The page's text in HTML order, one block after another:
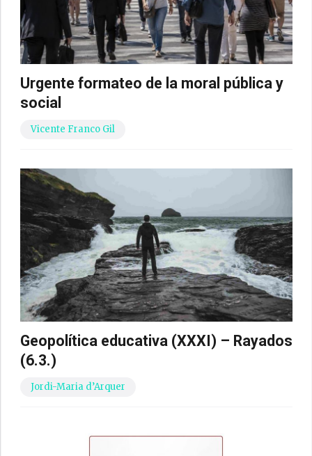
Urgente formateo de la moral pública y
social
Vicente Franco Gil
Geopolítica educativa (XXXI) – Rayados
(6.3.)
Jordi-Maria d’Arquer